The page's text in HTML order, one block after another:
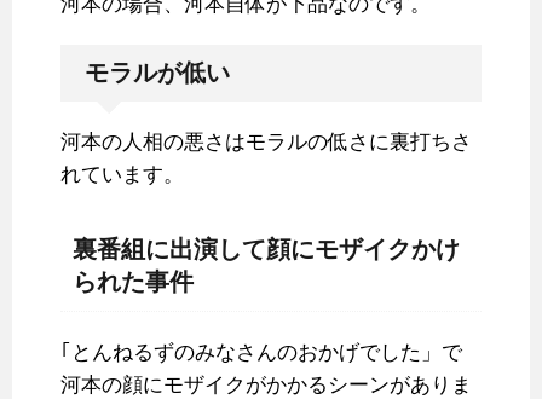
モラルが低い
河本の人相の悪さはモラルの低さに裏打ちさ
れています。
裏番組に出演して顔にモザイクかけ
られた事件
｢とんねるずのみなさんのおかげでした」で
河本の顔にモザイクがかかるシーンがありま